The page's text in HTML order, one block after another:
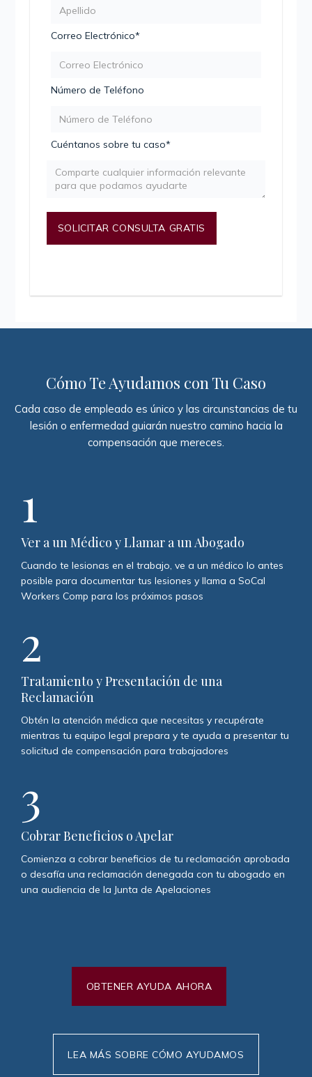
Correo Electrónico*
Número de Teléfono
Cuéntanos sobre tu caso*
Cómo Te Ayudamos con Tu Caso
Cada caso de empleado es único y las circunstancias de tu
lesión o enfermedad guiarán nuestro camino hacia la
compensación que mereces.
1
Ver a un Médico y Llamar a un Abogado
Cuando te lesionas en el trabajo, ve a un médico lo antes
posible para documentar tus lesiones y llama a SoCal
Workers Comp para los próximos pasos
2
Tratamiento y Presentación de una
Reclamación
Obtén la atención médica que necesitas y recupérate
mientras tu equipo legal prepara y te ayuda a presentar tu
solicitud de compensación para trabajadores
3
Cobrar Beneficios o Apelar
Comienza a cobrar beneficios de tu reclamación aprobada
o desafía una reclamación denegada con tu abogado en
una audiencia de la Junta de Apelaciones
OBTENER AYUDA AHORA
LEA MÁS SOBRE CÓMO AYUDAMOS